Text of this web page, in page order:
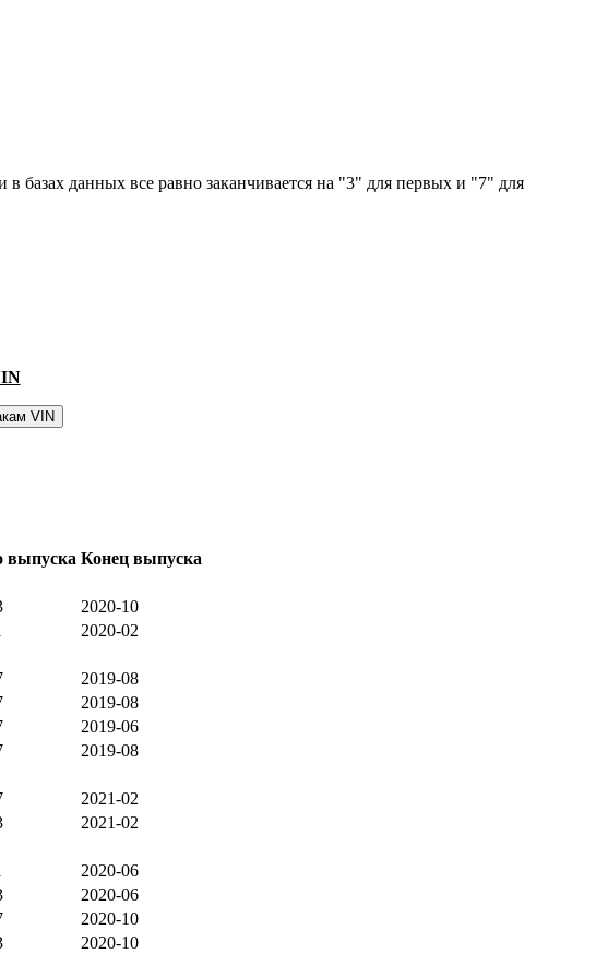
базах данных все равно заканчивается на "3" для первых и "7" для
выпуска Конец выпуска
2020-10
2020-02
2019-08
2019-08
2019-06
2019-08
2021-02
2021-02
2020-06
2020-06
2020-10
2020-10